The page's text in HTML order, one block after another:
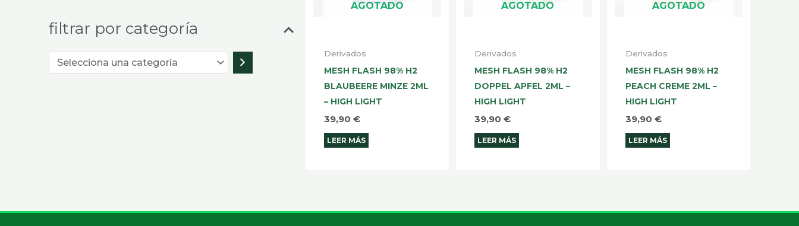
filtrar por categoría
AGOTADO
Derivados
MESH FLASH 98% H2
BLAUBEERE MINZE 2ML
– HIGH LIGHT
39,90 €
LEER MÁS
AGOTADO
Derivados
MESH FLASH 98% H2
DOPPEL APFEL 2ML –
HIGH LIGHT
39,90€
LEER MÁS
AGOTADO
Derivados
MESH FLASH 98% H2
PEACH CREME 2ML –
HIGH LIGHT
39,90 €
LEER MÁS